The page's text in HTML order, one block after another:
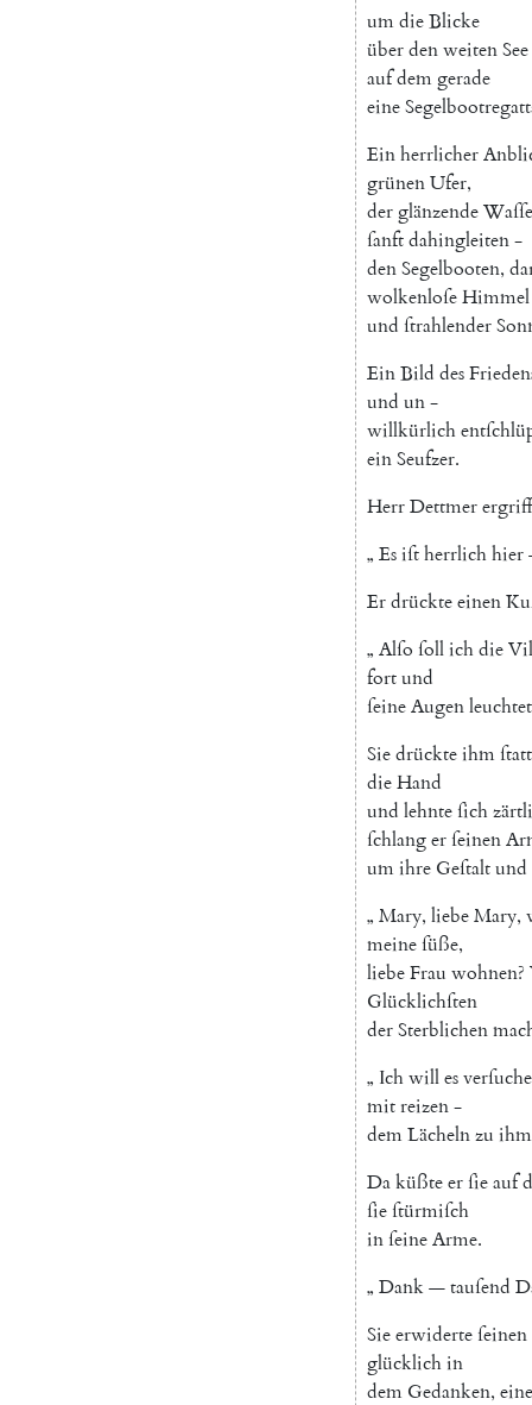
umdieBlicke
überdenweitenSee
aufdemgerade
eine
Einherrlicher
grünenUfer,
derglänzende
ſanftdahingleiten-
denSegelbooten,
wolkenloſeHimmel
und ſtrahlender
EinBild des
und un-
willkürlich
einSeufzer.
HerrDettmerergriff
„ Esiſtherrlichhier
Erdrückteeinen
„ Alſo ſollichdie
fortund
ſeineAugen
Siedrückteihmſtatt
dieHand
und lehnteſich
ſchlangerſeinen
umihre Geſtaltund
„ Mary, liebeMary,
meineſüße,
liebeFrau wohnen?
Glücklichſten
derSterblichen
„ Ichwilles
mitreizen-
demLächelnzu ihm
Daküßteerſieauf
ſieſtürmiſch
inſeineArme.
„ Dank—tauſend
Sieerwiderteſeinen
glücklichin
dem Gedanken,